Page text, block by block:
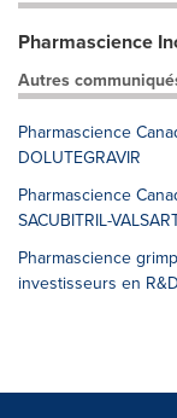
Pharmascience
Autres
Pharmascience
DOLUTEGRAVIR
Pharmascience
SACUBITRIL-
Pharmascience
investisseurs en